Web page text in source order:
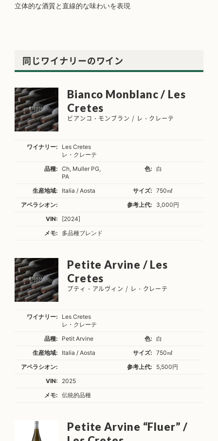
立体的な酒質と直線的な味わいを表現
同じワイナリーのワイン
Bianco Monblanc / Les
Cretes
ビアンコ・モンブラン / レ・クレーテ
ワイナリー:
Les Cretes
レ・クレーテ
品種:
Ch, Muller PG,
PA
色: 白
生産地域: Italia / Aosta サイズ:
750㎖
アペラシオン:
参考上代:
3,000円
VIN:
[2024]
メモ:
多品種ブレンド
Petite Arvine / Les
Cretes
プティ・アルヴィン / レ・クレーテ
ワイナリー:
Les Cretes
レ・クレーテ
品種:
Petit Arvine 色:
白
生産地域:
Italia / Aosta サイズ:
750㎖
アペラシオン:
参考上代:
5,500円
VIN:
2025
メモ:
伝統的品種
Petite Arvine “Fluer” /